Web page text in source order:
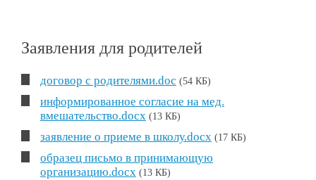
Заявления для родителей
договор с родителями.doc (54 КБ)
информированное согласие на мед.
вмешательство.docx (13 КБ)
заявление о приеме в школу.docx (17 КБ)
образец письмо в принимающую
организацию.docx (13 КБ)